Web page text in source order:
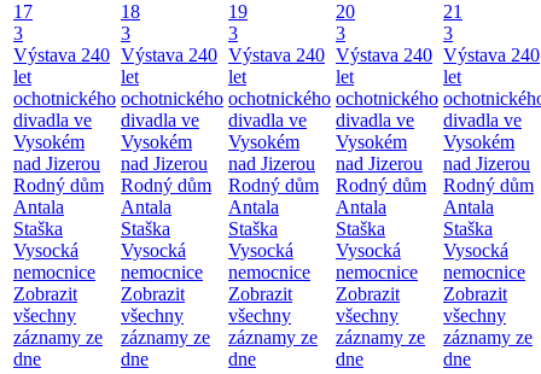
17
3
Výstava 240
let
ochotnického
divadla ve
Vysokém
nad Jizerou
Rodný dům
Antala
Staška
Vysocká
nemocnice
Zobrazit
všechny
záznamy ze
dne
18
3
Výstava 240
let
ochotnického
divadla ve
Vysokém
nad Jizerou
Rodný dům
Antala
Staška
Vysocká
nemocnice
Zobrazit
všechny
záznamy ze
dne
19
3
Výstava 240
let
ochotnického
divadla ve
Vysokém
nad Jizerou
Rodný dům
Antala
Staška
Vysocká
nemocnice
Zobrazit
všechny
záznamy ze
dne
20
3
Výstava 240
let
ochotnického
divadla ve
Vysokém
nad Jizerou
Rodný dům
Antala
Staška
Vysocká
nemocnice
Zobrazit
všechny
záznamy ze
dne
21
3
Výstava 240
let
divadla ve
Vysokém
nad Jizerou
Rodný dům
Antala
Staška
Vysocká
nemocnice
Zobrazit
všechny
záznamy ze
dne